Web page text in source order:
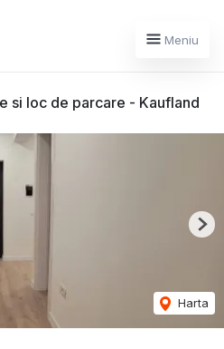
Meniu
si loc de parcare - Kaufland
Harta